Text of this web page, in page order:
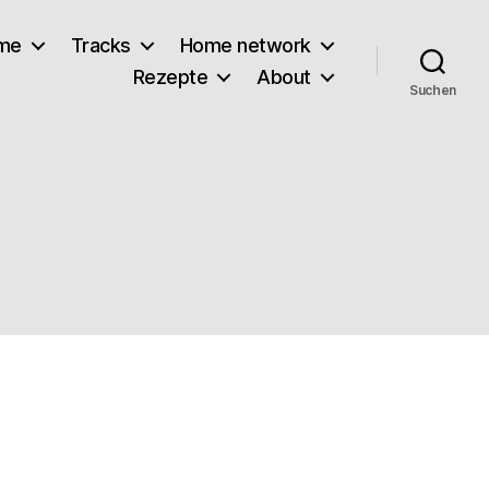
Tracks
Home network
Rezepte
About
Suchen